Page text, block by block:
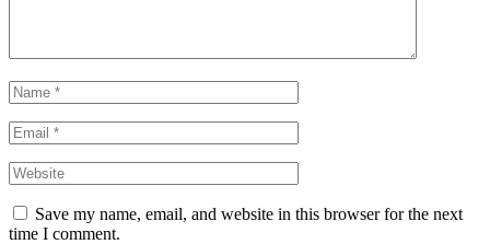
Save my name, email, and website in this browser for the next
time I comment.